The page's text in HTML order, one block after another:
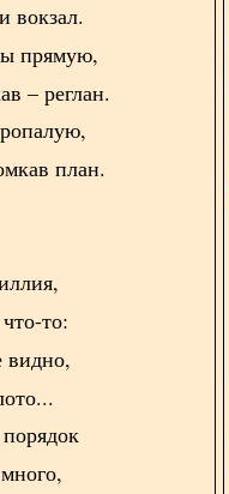
вокзал.
прямую,
– реглан.
план.
то:
видно,